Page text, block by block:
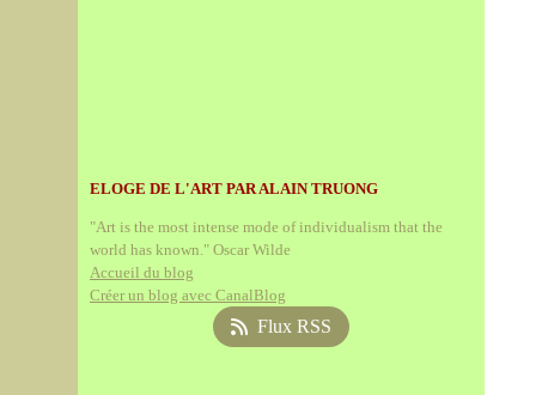
ELOGE DE L'ART PAR ALAIN TRUONG
"Art is the most intense mode of individualism that the
world has known." Oscar Wilde
Accueil du blog
Créer un blog avec CanalBlog
Flux RSS